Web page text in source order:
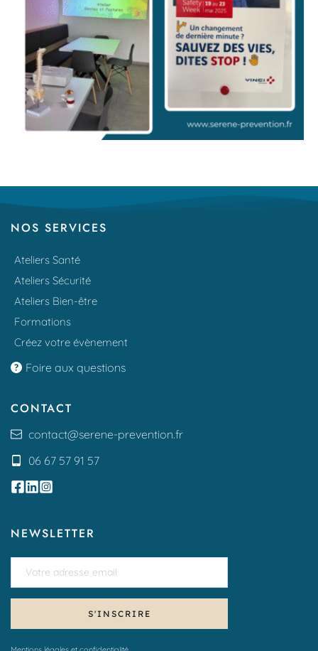
NOS SERVICES
Ateliers Santé
Ateliers Sécurité
Ateliers Bien-être
Formations
Créez votre évènement
Foire aux questions
CONTACT
contact@serene-prevention.fr
06 67 57 91 57
NEWSLETTER
S'INSCRIRE